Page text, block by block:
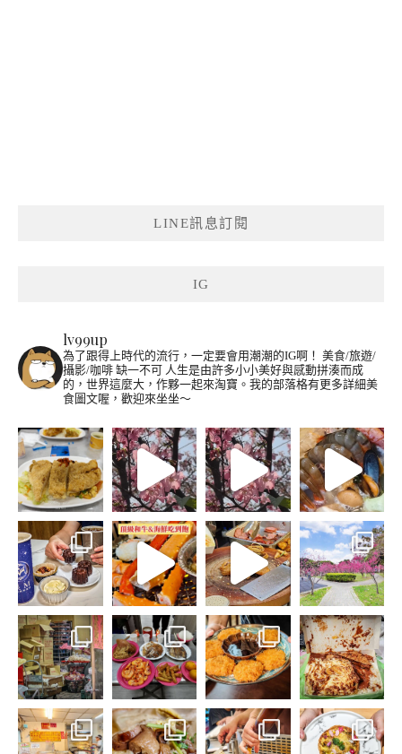
LINE訊息訂閱
IG
lv99up
為了跟得上時代的流行，一定要會用潮潮的IG啊！ 美食/旅遊/
攝影/咖啡 缺一不可 人生是由許多小小美好與感動拼湊而成
的，世界這麼大，作夥一起來淘寶。我的部落格有更多詳細美
食圖文喔，歡迎來坐坐～